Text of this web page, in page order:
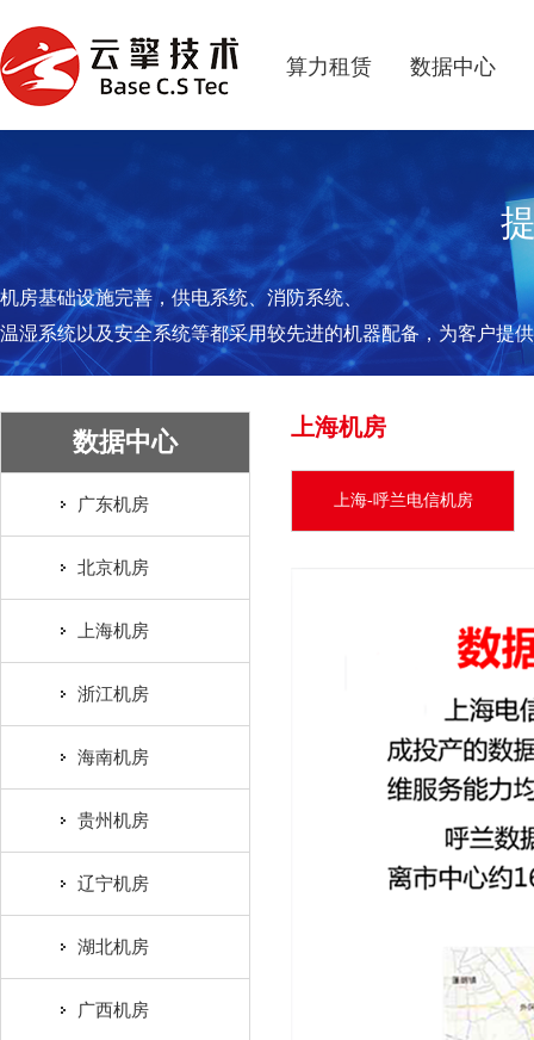
算力租赁 数据中心
机房基础设施完善，供电系统、消防系统、
温湿系统以及安全系统等都采用较先进的机器配备，为客户提
数据中心
广东机房
北京机房
上海机房
浙江机房
海南机房
贵州机房
辽宁机房
湖北机房
广西机房
上海机房
上海-呼兰电信机房